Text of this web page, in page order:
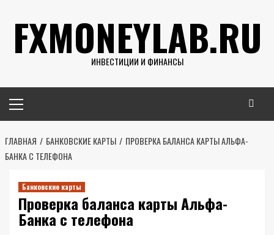
содержимому
FXMONEYLAB.RU
ИНВЕСТИЦИИ И ФИНАНСЫ
меню
ГЛАВНАЯ БАНКОВСКИЕ КАРТЫ
ПРОВЕРКА БАЛАНСА КАРТЫ АЛЬФА-
БАНКА С ТЕЛЕФОНА
Банковские карты
Проверка баланса карты Альфа-
Банка с телефона